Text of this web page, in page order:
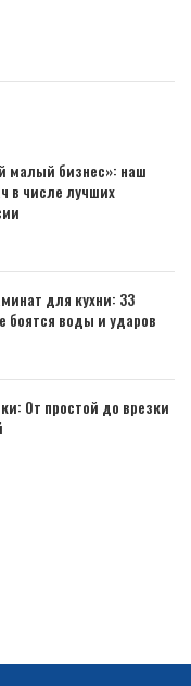
малый бизнес»: наш
в числе лучших
для кухни: 33
боятся воды и ударов
От простой до врезки